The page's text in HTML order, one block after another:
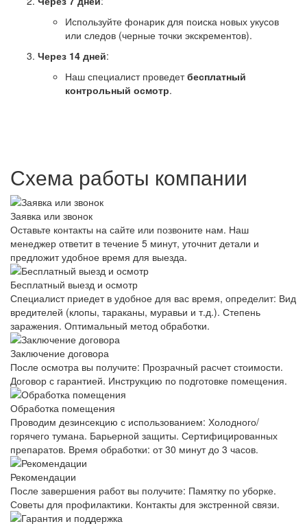
Используйте фонарик для поиска новых укусов
или следов (черные точки экскрементов).
Через 14 дней:
Наш специалист проведетбесплатный
контрольный осмотр.
Схема работы компании
Заявка или звонок
Оставьте контакты на сайте или позвоните нам. Наш
менеджер ответит в течение 5 минут, уточнит детали и
предложит удобное время для выезда.
Бесплатный выезд и осмотр
Специалист приедет в удобное для вас время, определит: Вид
вредителей (клопы, тараканы, муравьи и т.д.). Степень
заражения. Оптимальный метод обработки.
Заключение договора
После осмотра вы получите: Прозрачный расчет стоимости.
Договор с гарантией. Инструкцию по подготовке помещения.
Обработка помещения
Проводим дезинсекцию с использованием: Холодного/
горячего тумана. Барьерной защиты. Сертифицированных
препаратов. Время обработки: от 30 минут до 3 часов.
Рекомендации
После завершения работ вы получите: Памятку по уборке.
Советы для профилактики. Контакты для экстренной связи.